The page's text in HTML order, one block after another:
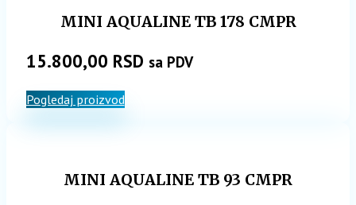
MINI AQUALINE TB 178 CMPR
15.800,00 RSD sa PDV
Pogledaj proizvod
MINI AQUALINE TB 93 CMPR